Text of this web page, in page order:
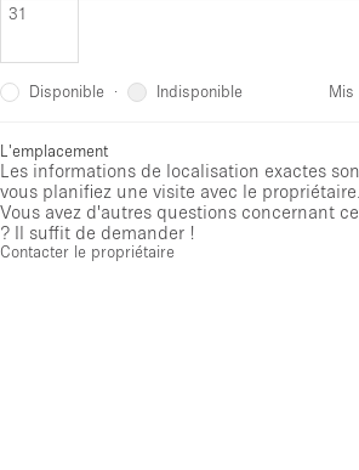
31
Disponible · Indisponible Mis
L'emplacement
Les informations de localisation exactes
vous planifiez une visite avec le propriétaire.
Vous avez d'autres questions concernant
? Il suffit de demander !
Contacter le propriétaire